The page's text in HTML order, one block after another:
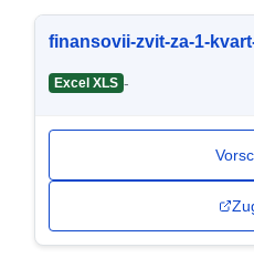
finansovii-zvit-za-1-
Excel XLS -